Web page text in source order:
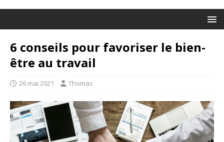
6 conseils pour favoriser le bien-
être au travail
26 mai 2021 Thomas